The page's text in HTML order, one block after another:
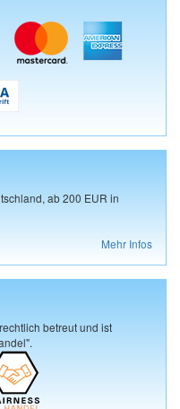
ab 200 EUR in
Mehr Infos
betreut und ist